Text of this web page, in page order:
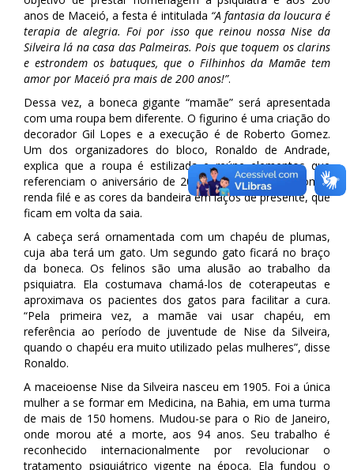
anos de Maceió, a festa é intitulada “A fantasia da loucura é
terapia de alegria. Foi por isso que reinou nossa Nise da
Silveira lá na casa das Palmeiras. Pois que toquem os clarins
e estrondem os batuques, que o Filhinhos da Mamãe tem
amor por Maceió pra mais de 200 anos!”.
Dessa vez, a boneca gigante “mamãe” será apresentada
com uma roupa bem diferente. O figurino é uma criação do
decorador Gil Lopes e a execução é de Roberto Gomez.
Um dos organizadores do bloco, Ronaldo de Andrade,
explica que a roupa é estilizada e reúne elementos que
referenciam o aniversário de 200 anos de Maceió, com a
renda filé e as cores da bandeira em laços de presente, que
ficam em volta da saia.
A cabeça será ornamentada com um chapéu de plumas,
cuja aba terá um gato. Um segundo gato ficará no braço
da boneca. Os felinos são uma alusão ao trabalho da
psiquiatra. Ela costumava chamá-los de coterapeutas e
aproximava os pacientes dos gatos para facilitar a cura.
“Pela primeira vez, a mamãe vai usar chapéu, em
referência ao período de juventude de Nise da Silveira,
quando o chapéu era muito utilizado pelas mulheres”, disse
Ronaldo.
A maceioense Nise da Silveira nasceu em 1905. Foi a única
mulher a se formar em Medicina, na Bahia, em uma turma
de mais de 150 homens. Mudou-se para o Rio de Janeiro,
onde morou até a morte, aos 94 anos. Seu trabalho é
reconhecido internacionalmente por revolucionar o
tratamento psiquiátrico vigente na época. Ela fundou o